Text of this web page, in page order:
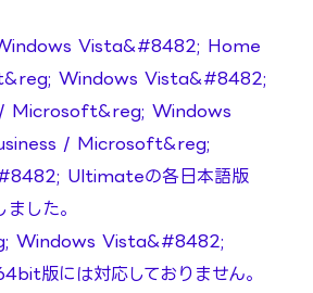
Vista&#8482; Home
Windows Vista&#8482;
Microsoft&reg; Windows
/ Microsoft&reg;
Ultimateの各日本語版
した。
Windows Vista&#8482;
版には対応しておりません。